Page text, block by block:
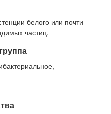
белого или почти
частиц.